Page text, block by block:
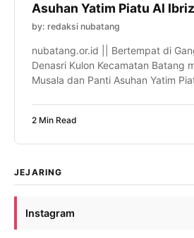
Asuhan Yatim Piatu Al Ibriz
by: redaksi nubatang
nubatang.or.id || Bertempat di
Denasri Kulon Kecamatan Batang
Musala dan Panti Asuhan Yatim
Taufiq, SP, M.Si. Panti asuhan
2 Min Read
JEJARING
Instagram